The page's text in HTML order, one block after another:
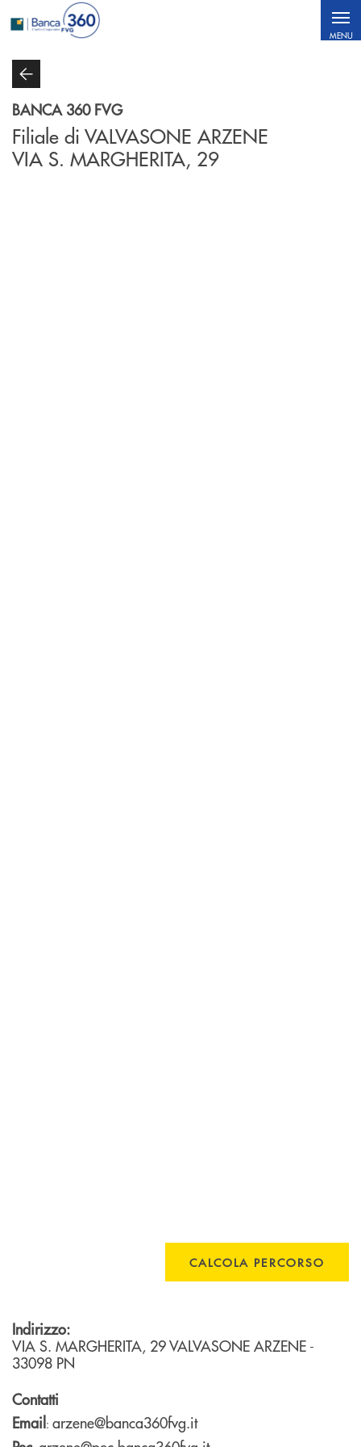
Salta al contenuto principale
MENU
BANCA 360 FVG
Filiale di VALVASONE ARZENE
VIA S. MARGHERITA, 29
CALCOLA PERCORSO
Indirizzo:
VIA S. MARGHERITA, 29VALVASONE ARZENE -
33098 PN
Contatti
Email : arzene@banca360fvg.it